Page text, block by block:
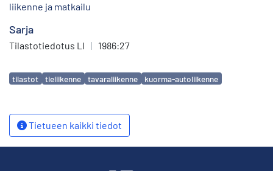
liikenne ja matkailu
Sarja
Tilastotiedotus LI | 1986:27
Avainsanat
tilastot tieliikenne tavaraliikenne kuorma-autoliikenne
Tietueen kaikki tiedot